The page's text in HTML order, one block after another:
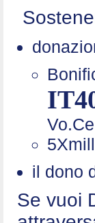
il dono
Se vuoi